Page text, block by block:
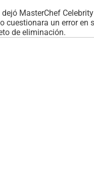
MasterChef
cuestionara un error en
de eliminación.